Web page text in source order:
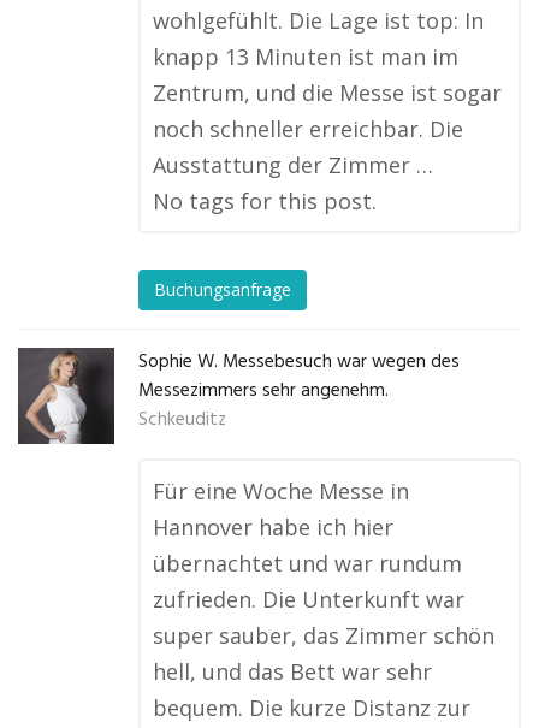
wohlgefühlt. Die Lage ist top: In
knapp 13 Minuten ist man im
Zentrum, und die Messe ist sogar
noch schneller erreichbar. Die
Ausstattung der Zimmer …
No tags for this post.
Buchungsanfrage
Sophie W. Messebesuch war wegen des
Messezimmers sehr angenehm.
Schkeuditz
Für eine Woche Messe in
Hannover habe ich hier
übernachtet und war rundum
zufrieden. Die Unterkunft war
super sauber, das Zimmer schön
hell, und das Bett war sehr
bequem. Die kurze Distanz zur